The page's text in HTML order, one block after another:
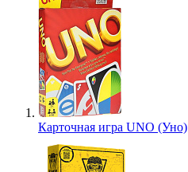
Карточная игра UNO (Уно)